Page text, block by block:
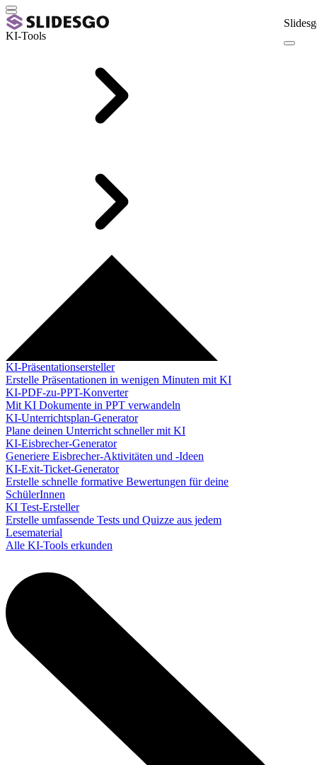
KI-Tools
KI-Präsentationsersteller
Erstelle Präsentationen in wenigen Minuten mit KI
KI-PDF-zu-PPT-Konverter
Mit KI Dokumente in PPT verwandeln
KI-Unterrichtsplan-Generator
Plane deinen Unterricht schneller mit KI
KI-Eisbrecher-Generator
Generiere Eisbrecher-Aktivitäten und -Ideen
KI-Exit-Ticket-Generator
Erstelle schnelle formative Bewertungen für deine
SchülerInnen
KI Test-Ersteller
Erstelle umfassende Tests und Quizze aus jedem
Lesematerial
Alle KI-Tools erkunden